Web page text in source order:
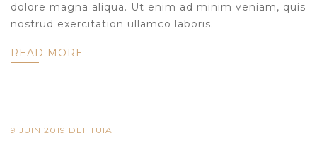
dolore magna aliqua. Ut enim ad minim veniam, quis
nostrud exercitation ullamco laboris.
READ MORE
9 JUIN 2019 DE HTUIA